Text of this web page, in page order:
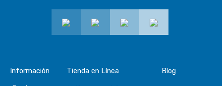
Información Tienda en Línea Blog